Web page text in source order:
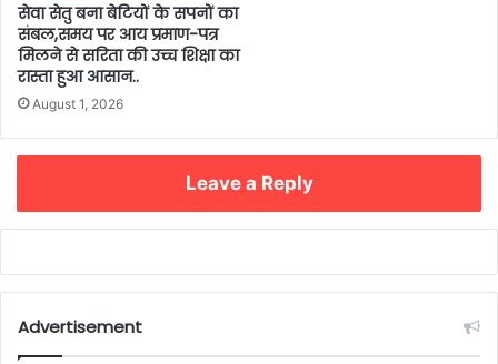
सेवा सेतु बना बेटियों के सपनों का
संबल,समय पर आय प्रमाण-पत्र
मिलने से सरिता की उच्च शिक्षा का
रास्ता हुआ आसान..
August 1, 2026
Leave a Reply
Advertisement